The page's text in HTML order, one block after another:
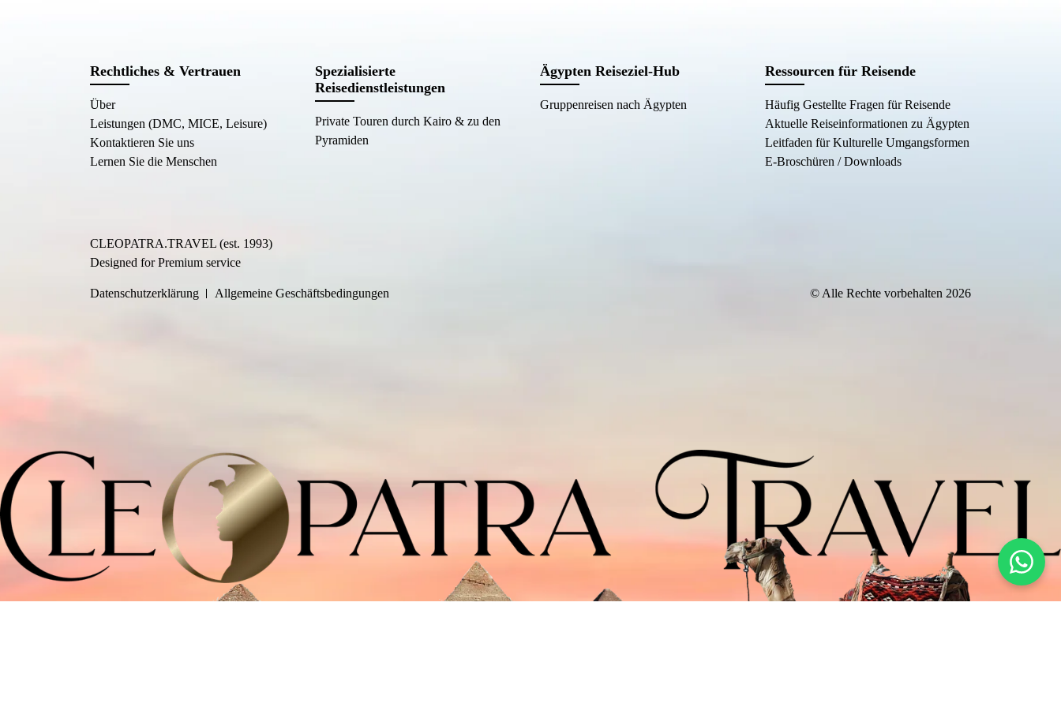
Rechtliches & Vertrauen
Über
Leistungen (DMC, MICE, Leisure)
Kontaktieren Sie uns
Lernen Sie die Menschen
Spezialisierte
Reisedienstleistungen
Private Touren durch Kairo & zu den
Pyramiden
Ägypten Reiseziel-Hub
Gruppenreisen nach Ägypten
Ressourcen für Reisende
Häufig Gestellte Fragen für Reisende
Aktuelle Reiseinformationen zu Ägypten
Leitfaden für Kulturelle Umgangsformen
E-Broschüren / Downloads
CLEOPATRA.TRAVEL (est. 1993)
Designed for Premium service
Datenschutzerklärung Allgemeine Geschäftsbedingungen © Alle Rechte vorbehalten 2026